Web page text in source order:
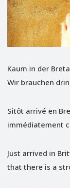
Kaum in der
Wir brauchen
Sitôt arrivé en
immédiatement
Just arrived in
that there is a